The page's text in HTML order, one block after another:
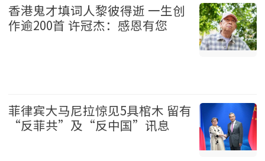
香港鬼才填词人黎彼得逝 一生创
作逾200首 许冠杰：感恩有您
菲律宾大马尼拉惊见5具棺木 留有
“反菲共”及“反中国”讯息